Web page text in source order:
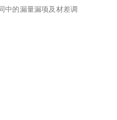
中的漏量漏项及材差调